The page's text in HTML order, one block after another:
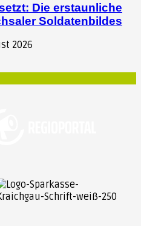
Die erstaunliche
Soldatenbildes
2026